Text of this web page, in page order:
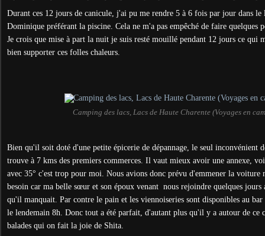
Durant ces 12 jours de canicule, j'ai pu me rendre 5 à 6 fois par jour dans le
Dominique préférant la piscine. Cela ne m'a pas empêché de faire quelques
Je crois que mise à part la nuit je suis resté mouillé pendant 12 jours ce qui
bien supporter ces folles chaleurs.
Camping des lacs, Lacs de Haute Charente (Voyages en
Bien qu'il soit doté d'une petite épicerie de dépannage, le seul inconvénient
trouve à 7 kms des premiers commerces. Il vaut mieux avoir une annexe,
avec 35° c'est trop pour moi. Nous avions donc prévu d'emmener la voiture
besoin car ma belle sœur et son époux venant nous rejoindre quelques jours
qu'il manquait. Par contre le pain et les viennoiseries sont disponibles au
le lendemain 8h. Donc tout a été parfait, d'autant plus qu'il y a autour de ce
balades qui on fait la joie de Shita.